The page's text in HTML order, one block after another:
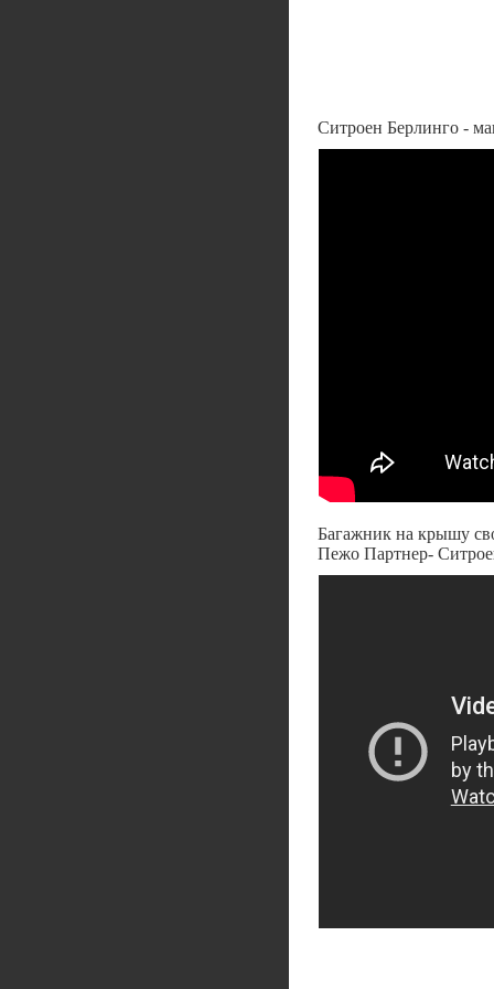
Ситроен Берлинго -
Багажник на крышу
Пежо Партнер-